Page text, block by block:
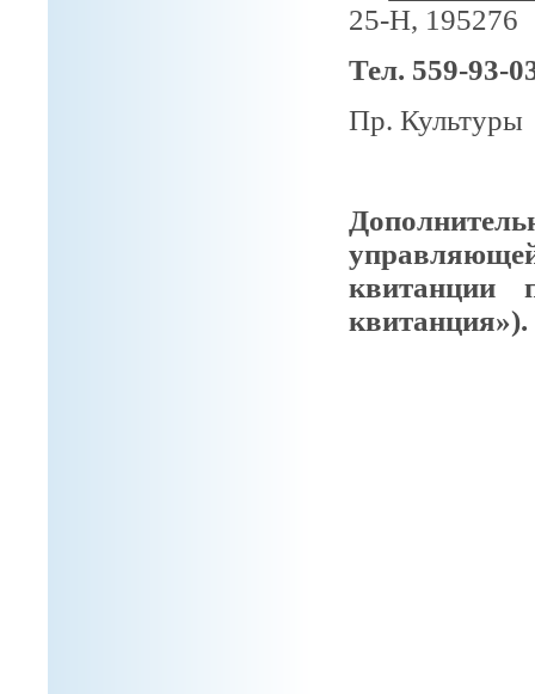
25-Н, 195276
Тел. 559-93-
Пр.
квитанции
квитанция»).